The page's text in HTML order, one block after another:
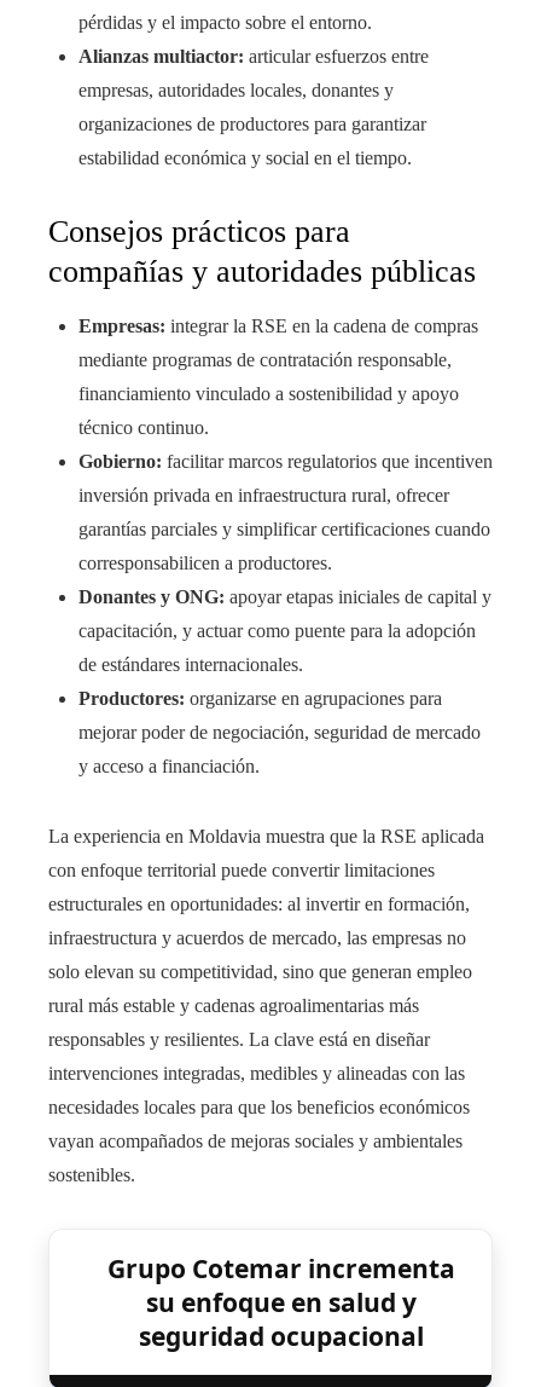
pérdidas y el impacto sobre el entorno.
Alianzas multiactor: articular esfuerzos entre
empresas, autoridades locales, donantes y
organizaciones de productores para garantizar
estabilidad económica y social en el tiempo.
Consejos prácticos para
compañías y autoridades públicas
Empresas: integrar la RSE en la cadena de compras
mediante programas de contratación responsable,
financiamiento vinculado a sostenibilidad y apoyo
técnico continuo.
Gobierno: facilitar marcos regulatorios que incentiven
inversión privada en infraestructura rural, ofrecer
garantías parciales y simplificar certificaciones cuando
corresponsabilicen a productores.
Donantes y ONG: apoyar etapas iniciales de capital y
capacitación, y actuar como puente para la adopción
de estándares internacionales.
Productores: organizarse en agrupaciones para
mejorar poder de negociación, seguridad de mercado
y acceso a financiación.
La experiencia en Moldavia muestra que la RSE aplicada
con enfoque territorial puede convertir limitaciones
estructurales en oportunidades: al invertir en formación,
infraestructura y acuerdos de mercado, las empresas no
solo elevan su competitividad, sino que generan empleo
rural más estable y cadenas agroalimentarias más
responsables y resilientes. La clave está en diseñar
intervenciones integradas, medibles y alineadas con las
necesidades locales para que los beneficios económicos
vayan acompañados de mejoras sociales y ambientales
sostenibles.
Grupo Cotemar incrementa
su enfoque en salud y
seguridad ocupacional